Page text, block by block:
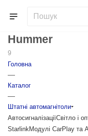
Hummer
9
Головна
—
Каталог
—
Штатні автомагнітоли
АвтосигналізаціїСвітло і
StarlinkМодулі CarPlay та